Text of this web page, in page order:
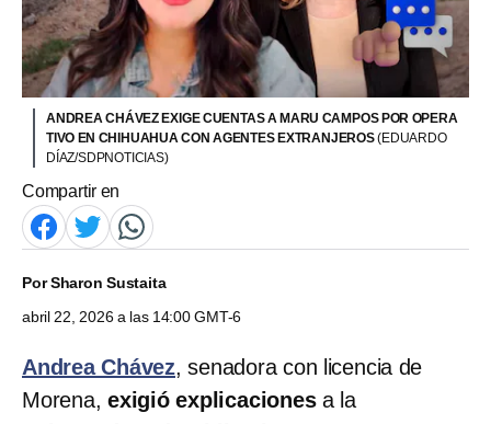
ANDREA CHÁVEZ EXIGE CUENTAS A MARU CAMPOS POR OPERA
TIVO EN CHIHUAHUA CON AGENTES EXTRANJEROS(EDUARDO
DÍAZ/SDPNOTICIAS)
Compartir en
PorSharon Sustaita
abril 22, 2026 a las 14:00 GMT-6
Andrea Chávez, senadora con licencia de
Morena, exigió explicacionesa la